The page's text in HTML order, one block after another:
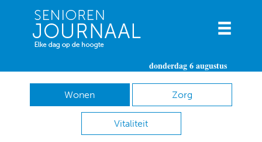
donderdag 6 augustus
Wonen Zorg
Vitaliteit